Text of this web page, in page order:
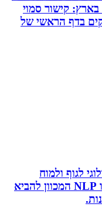
קישור סמוי
הראשי של
ולמוח
באמצעות ביופידבק, נוירופידבק ו NLP המכוון להביא